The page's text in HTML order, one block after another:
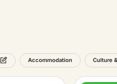
Accommodation Culture